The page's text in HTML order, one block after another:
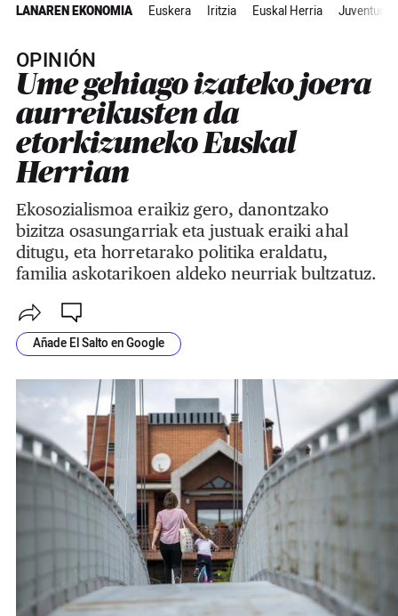
LANAREN EKONOMIA Euskera Iritzia Euskal Herria Juventud
OPINIÓN
Ume gehiago izateko joera
aurreikusten da
etorkizuneko Euskal
Herrian
Ekosozialismoa eraikiz gero, danontzako
bizitza osasungarriak eta justuak eraiki ahal
ditugu, eta horretarako politika eraldatu,
familia askotarikoen aldeko neurriak bultzatuz.
Añade El Salto en Google